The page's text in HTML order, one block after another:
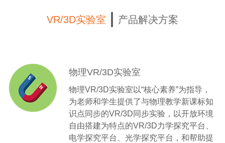
VR/3D实验室 产品解决方案
物理VR/3D实验室
物理VR/3D实验室以“核心素养”为指导，
为老师和学生提供了与物理教学新课标知
识点同步的VR/3D同步实验，以开放环境
自由搭建为特点的VR/3D力学探究平台、
电学探究平台、光学探究平台，和帮助提